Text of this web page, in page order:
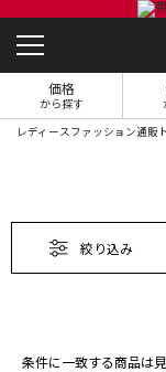
価格
から探す
レディースファッション通販
絞り込み
条件に一致する商品は